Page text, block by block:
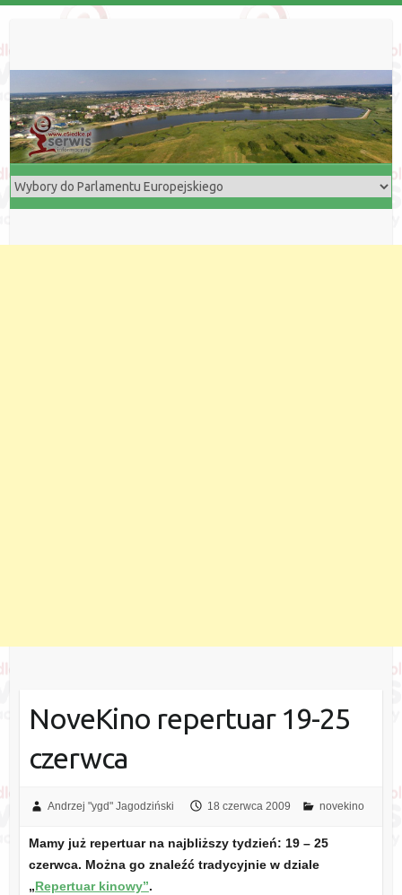
NoveKino repertuar 19-25
czerwca
Andrzej "ygd" Jagodziński 18 czerwca 2009 novekino
Mamy już repertuar na najbliższy tydzień: 19 – 25
czerwca. Można go znaleźć tradycyjnie w dziale
„Repertuar kinowy”.